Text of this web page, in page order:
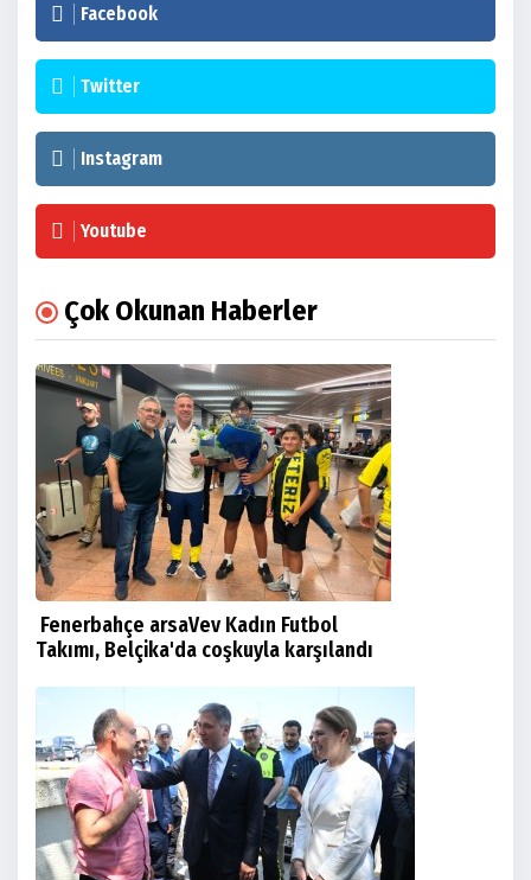
Facebook
Twitter
Instagram
Youtube
Çok Okunan Haberler
Fenerbahçe arsaVev Kadın Futbol
Takımı, Belçika'da coşkuyla karşılandı